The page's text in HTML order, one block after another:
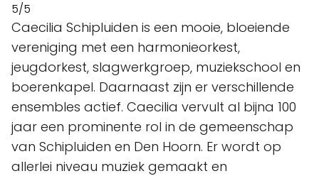
5/5
Caecilia Schipluiden is een mooie, bloeiende
vereniging met een harmonieorkest,
jeugdorkest, slagwerkgroep, muziekschool en
boerenkapel. Daarnaast zijn er verschillende
ensembles actief. Caecilia vervult al bijna 100
jaar een prominente rol in de gemeenschap
van Schipluiden en Den Hoorn. Er wordt op
allerlei niveau muziek gemaakt en